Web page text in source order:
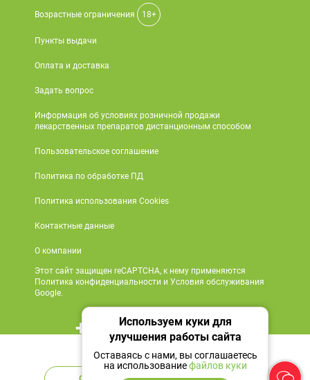
Нет в наличии
Возрастные ограничения 18+
Пункты выдачи
Оплата и доставка
Задать вопрос
Информация об условиях розничной продажи
лекарственных препаратов дистанционным способом
Пользовательское соглашение
Политика по обработке ПД
Политика использования Cookies
Контактные данные
О компании
Этот сайт защищен reCAPTCHA, к нему применяются
Политика конфиденциальности и Условия обслуживания
Google.
+7 495 419 18 18
Мы в социальных сетях
Используем куки для
улучшения работы сайта
Оставаясь с нами, вы соглашаетесь
на использованиефайлов куки